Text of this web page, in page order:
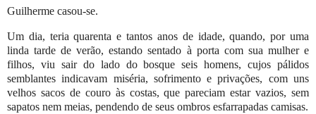
Guilherme casou-se.
Um dia, teria quarenta e tantos anos de idade, quando, por uma
linda tarde de verão, estando sentado à porta com sua mulher e
filhos, viu sair do lado do bosque seis homens, cujos pálidos
semblantes indicavam miséria, sofrimento e privações, com uns
velhos sacos de couro às costas, que pareciam estar vazios, sem
sapatos nem meias, pendendo de seus ombros esfarrapadas camisas.